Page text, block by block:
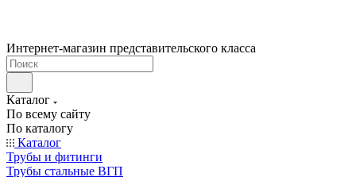
Интернет-магазин представительского класса
Каталог
По всему сайту
По каталогу
Каталог
Трубы и фитинги
Трубы стальные ВГП